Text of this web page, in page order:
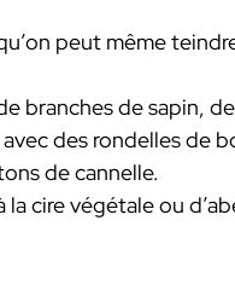
peut même
branches de sapin,
des rondelles de
de cannelle.
la cire végétale ou